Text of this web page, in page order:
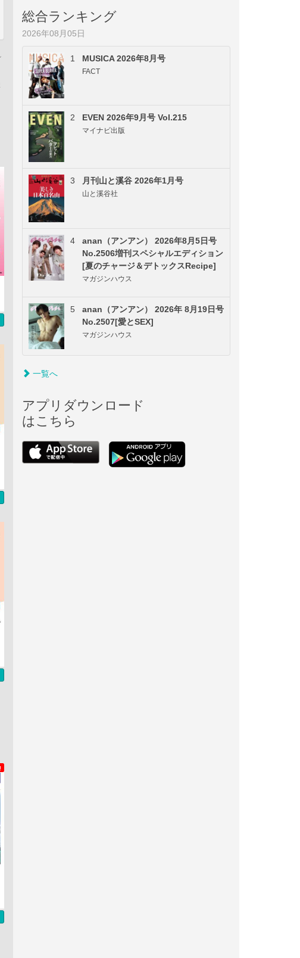
総合ランキング
2026年08月05日
1 MUSICA 2026年8月号
FACT
2 EVEN 2026年9月号 Vol.215
マイナビ出版
3 月刊山と溪谷 2026年1月号
山と溪谷社
4
anan（アンアン） 2026年8月5日号
No.2506増刊スペシャルエディション
[夏のチャージ＆デトックスRecipe]
マガジンハウス
5
anan（アンアン） 2026年 8月19日号
No.2507[愛とSEX]
マガジンハウス
一覧へ
アプリダウンロード
はこちら